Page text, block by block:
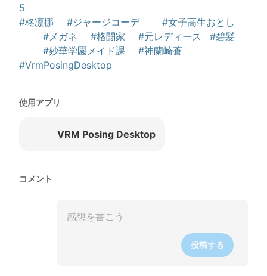
5
#柊凛梛
#ジャージコーデ
#女子高生おとし
#メガネ
#格闘家 #元レディース
#碧髪
#妙華学園メイド課
#神蘭崎蒼
#VrmPosingDesktop
使用アプリ
VRM Posing Desktop
コメント
投稿する